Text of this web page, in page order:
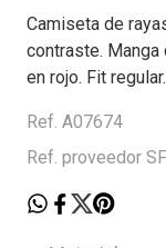
Camiseta de
contraste.
en rojo. Fit regular.
Ref. A07674
Ref. proveedor